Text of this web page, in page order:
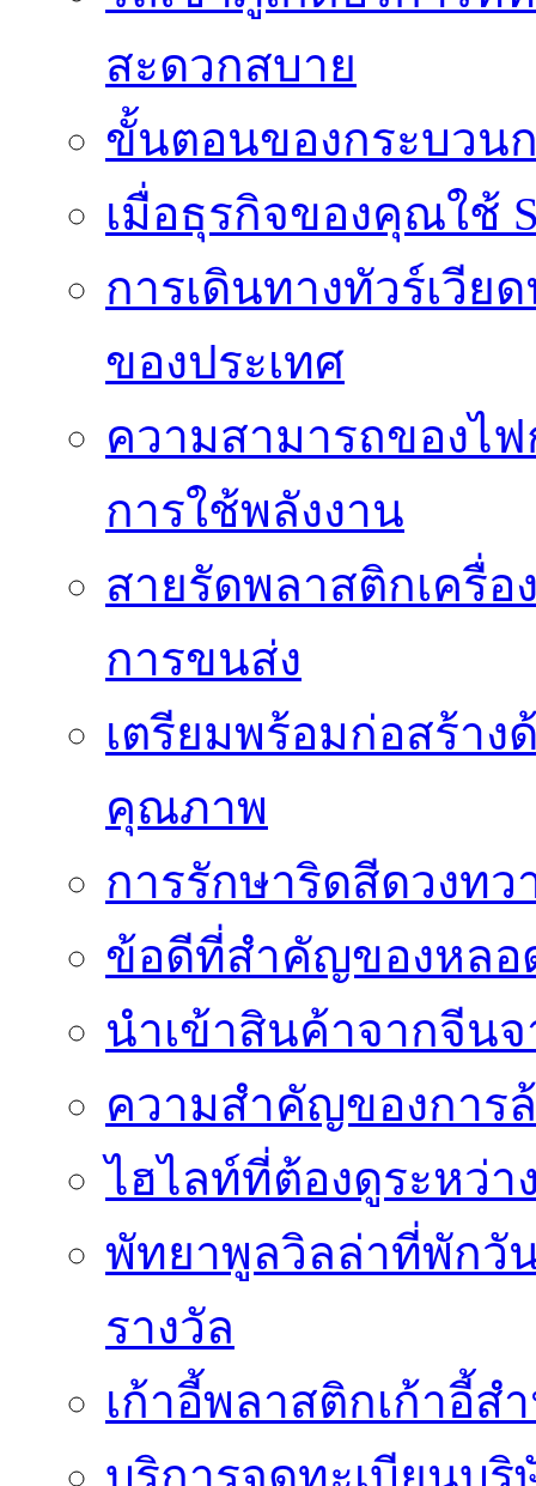
สะดวกสบาย
ขั้นตอนของกระบวน
เมื่อธุรกิจของคุณใช้
การเดินทางทัวร์เวี
ของประเทศ
ความสามารถของไ
การใช้พลังงาน
สายรัดพลาสติกเครื่
การขนส่ง
เตรียมพร้อมก่อสร้า
คุณภาพ
การรักษาริดสีดวงทว
ข้อดีที่สำคัญของหลอ
นำเข้าสินค้าจากจีน
ความสำคัญของการ
ไฮไลท์ที่ต้องดูระหว่า
พัทยาพูลวิลล่าที่พักวั
รางวัล
เก้าอี้พลาสติกเก้าอี้